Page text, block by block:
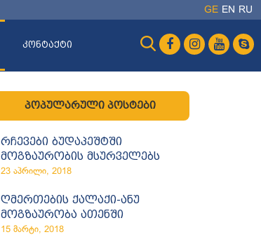
GE EN RU
კონტაქტი
პოპულარული პოსტები
რჩევები ბუდაპეშტში
მოგზაურობის მსურველებს
23 აპრილი, 2018
ღმერთების ქალაქი-ანუ
მოგზაურობა ათენში
15 მარტი, 2018